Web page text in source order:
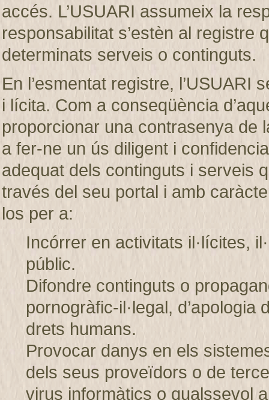
accés. L’USUARI assumeix la
responsabilitat s’estèn al registre
determinats serveis o continguts.
En l’esmentat registre, l’USUARI
i lícita. Com a conseqüència
proporcionar una contrasenya de
a fer-ne un ús diligent i
adequat dels continguts i serveis
través del seu portal i amb
los per a:
Incórrer en activitats il·lícites,
públic.
Difondre continguts o
pornogràfic-il·legal,
drets humans.
Provocar danys en els
dels seus proveïdors o de
virus informàtics o qualssevol